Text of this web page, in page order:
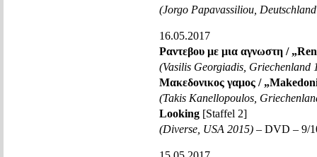
(Jorgo Papavassiliou,
16.05.2017
Ραντεβου με μια αγνωστη /
(Vasilis Georgiadis, Griechenland
Μακεδονικος γαμος /
(Takis Kanellopoulos,
Looking [Staffel 2]
(Diverse, USA 2015) – DVD – 9/